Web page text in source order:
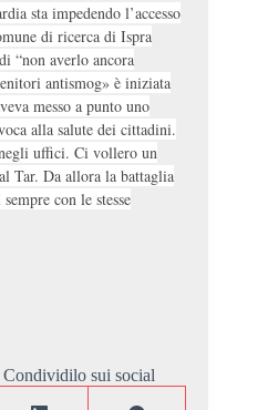
sta impedendo l’accesso
e di ricerca di Ispra
“non averlo ancora
antismog» è iniziata
messo a punto uno
alla salute dei cittadini.
uffici. Ci vollero un
Tar. Da allora la battaglia
con le stesse
sui social